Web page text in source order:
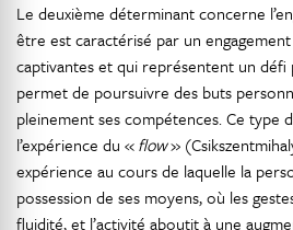
Le deuxième déterminant concerne
être est caractérisé par un
captivantes et qui représentent un
permet de poursuivre des buts
pleinement ses compétences. Ce type
l’expérience du «flow»
expérience au cours de laquelle la
possession de ses moyens, où les
fluidité, et l’activité aboutit à une